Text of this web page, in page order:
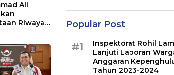
Ali
Riwayat
Popular Post
#1
Inspektorat Rohil
Lanjuti Laporan
Anggaran
Tahun 2023-2024